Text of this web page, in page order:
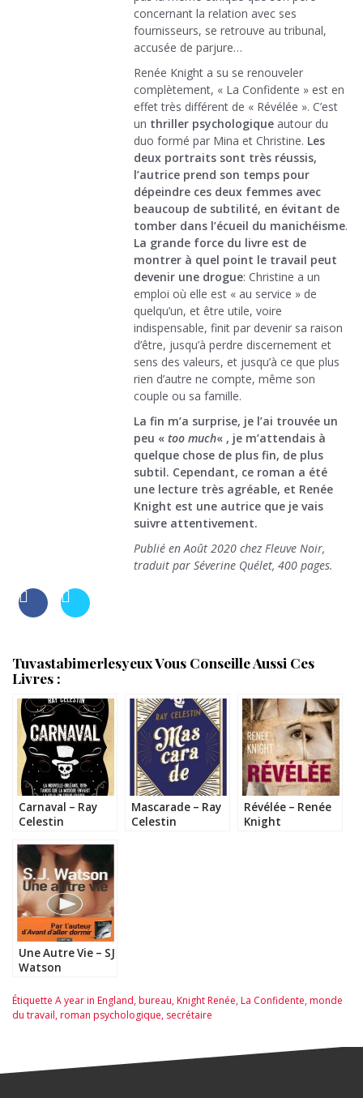
concernant la relation avec ses
fournisseurs, se retrouve au tribunal,
accusée de parjure…
Renée Knight a su se renouveler
complètement, « La Confidente » est en
effet très différent de « Révélée ». C’est
un thriller psychologique autour du
duo formé par Mina et Christine. Les
deux portraits sont très réussis,
l’autrice prend son temps pour
dépeindre ces deux femmes avec
beaucoup de subtilité, en évitant de
tomber dans l’écueil du manichéisme.
La grande force du livre est de
montrer à quel point le travail peut
devenir une drogue: Christine a un
emploi où elle est « au service » de
quelqu’un, et être utile, voire
indispensable, finit par devenir sa raison
d’être, jusqu’à perdre discernement et
sens des valeurs, et jusqu’à ce que plus
rien d’autre ne compte, même son
couple ou sa famille.
La fin m’a surprise, je l’ai trouvée un
peu « too much« , je m’attendais à
quelque chose de plus fin, de plus
subtil. Cependant, ce roman a été
une lecture très agréable, et Renée
Knight est une autrice que je vais
suivre attentivement.
Publié en Août 2020 chez Fleuve Noir,
traduit par Séverine Quélet, 400 pages.
Tuvastabimerlesyeux Vous Conseille Aussi Ces
Livres :
Carnaval – Ray
Celestin
Mascarade – Ray
Celestin
Révélée – Renée
Knight
Une Autre Vie – SJ
Watson
Étiquette A year in England,bureau,Knight Renée,La Confidente,monde
du travail,roman psychologique, secrétaire